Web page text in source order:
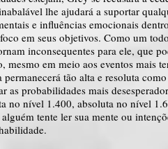
lhe ajudará a suportar
e influências emocionais
em seus objetivos. Como um
inconsequentes para ele, que
em meio aos eventos mais
tão alta e resoluta
probabilidades mais
no nível 1.400, absoluta no nível
tente ler sua mente ou